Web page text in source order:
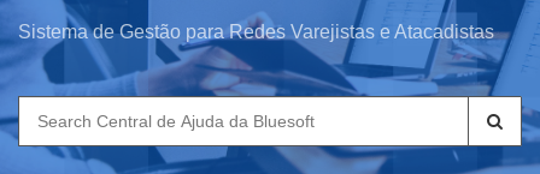
Sistema de Gestão para Redes Varejistas e Atacadistas
Search
for: